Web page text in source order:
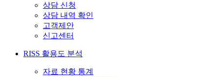
상담 신청
상담 내역 확인
고객제안
신고센터
RISS 활용도 분석
자료 현황 통계